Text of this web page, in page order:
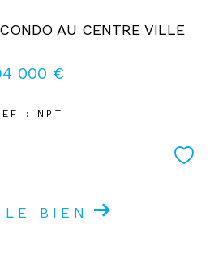
AU CENTRE VILLE
000 €
: NPT
BIEN